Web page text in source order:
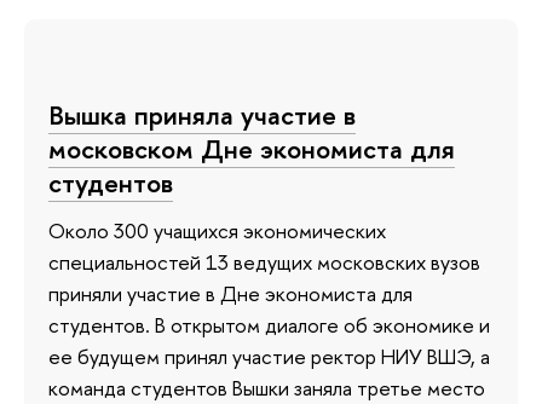
Вышка приняла участие в
московском Дне экономиста для
студентов
Около 300 учащихся экономических
специальностей 13 ведущих московских вузов
приняли участие в Дне экономиста для
студентов. В открытом диалоге об экономике и
ее будущем принял участие ректор НИУ ВШЭ, а
команда студентов Вышки заняла третье место